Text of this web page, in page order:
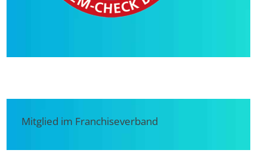
Mitglied im Franchiseverband